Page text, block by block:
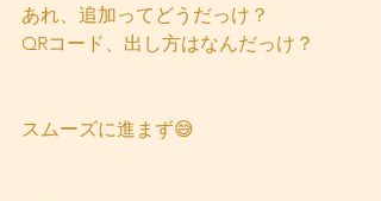
あれ、追加ってどうだっけ？
QRコード、出し方はなんだっけ？
スムーズに進まず😅